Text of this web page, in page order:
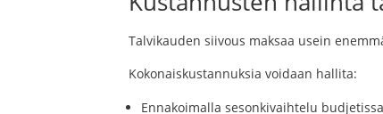
Talvikauden siivous maksaa usein
Kokonaiskustannuksia voidaan hallita:
Ennakoimalla sesonkivaihtelu budjetissa